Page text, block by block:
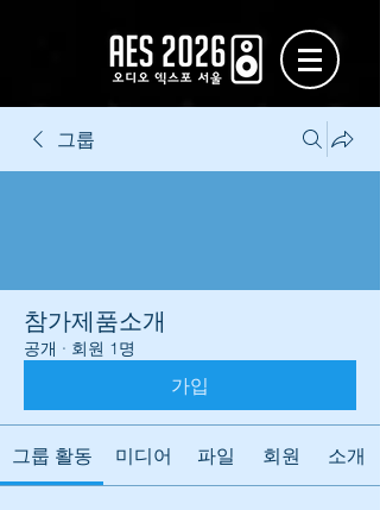
그룹
참가제품소개
공개 · 회원 1명
가입
그룹 활동 미디어 파일 회원 소개